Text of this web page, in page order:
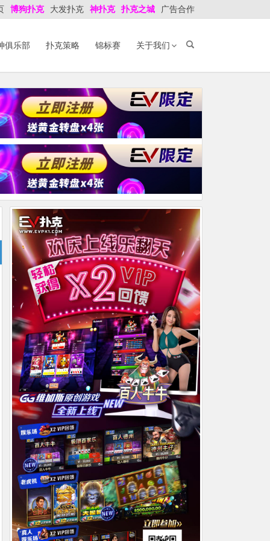
博狗扑克 大发扑克 神扑克 扑克之城 广告合作
俱乐部 扑克策略 锦标赛 关于我们